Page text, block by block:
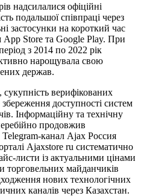
надсилалися офіційні
подальшої співпраці через
застосунки на короткий час
Store та Google Play. При
з 2014 по 2022 рік
нарощувала свою
держав.
верифікованих
доступності систем
Інформаційну та технічну
продовжив
Telegram-канал Ajax Россия
Ajaxstore ru систематично
листи із актуальними цінами
торговельних майданчиків
нових технологічних
каналів через Казахстан.